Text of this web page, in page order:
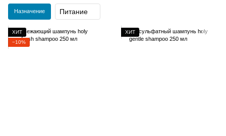
Назначение Питание
ХИТ
−10%
ХИТ